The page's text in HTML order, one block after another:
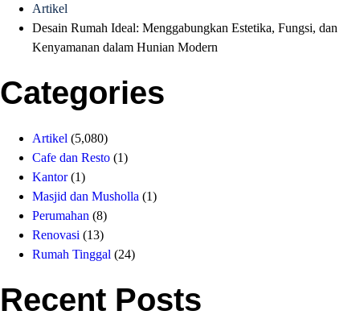
Artikel
Desain Rumah Ideal: Menggabungkan Estetika, Fungsi, dan
Kenyamanan dalam Hunian Modern
Categories
Artikel (5,080)
Cafe dan Resto (1)
Kantor(1)
Masjid dan Musholla (1)
Perumahan (8)
Renovasi (13)
Rumah Tinggal (24)
Recent Posts